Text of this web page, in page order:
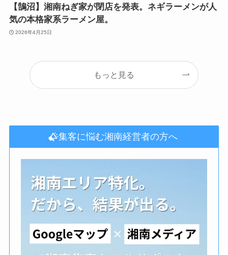
【鵠沼】湘南ねぎ家が閉店を発表。ネギラーメンが人
気の本格家系ラーメン屋。
2026年4月25日
もっと見る
集客に悩む湘南経営者の方へ